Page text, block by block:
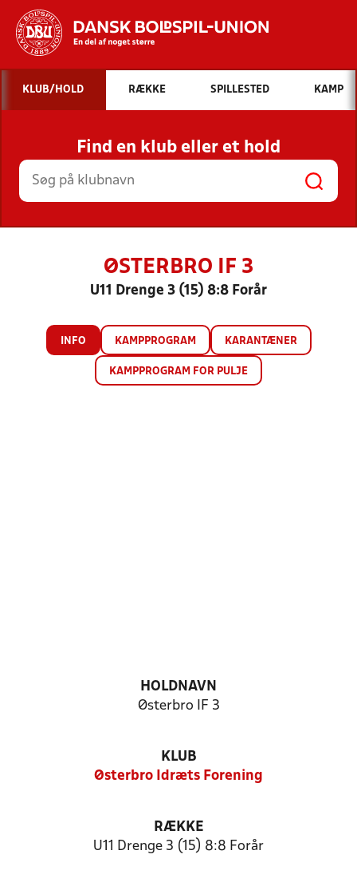
Hvad vil du søge efter?
INDHOLD OG NYHEDER
STILLINGER, RESULTATER, KLUBBER OG
HOLD
KLUB/HOLD RÆKKE SPILLESTED KAMP
Find en klub eller et hold
ØSTERBRO IF 3
U11 Drenge 3 (15) 8:8 Forår
INFO KAMPPROGRAM KARANTÆNER
KAMPPROGRAM FOR PULJE
HOLDNAVN
Østerbro IF 3
KLUB
Østerbro Idræts Forening
RÆKKE
U11 Drenge 3 (15) 8:8 Forår